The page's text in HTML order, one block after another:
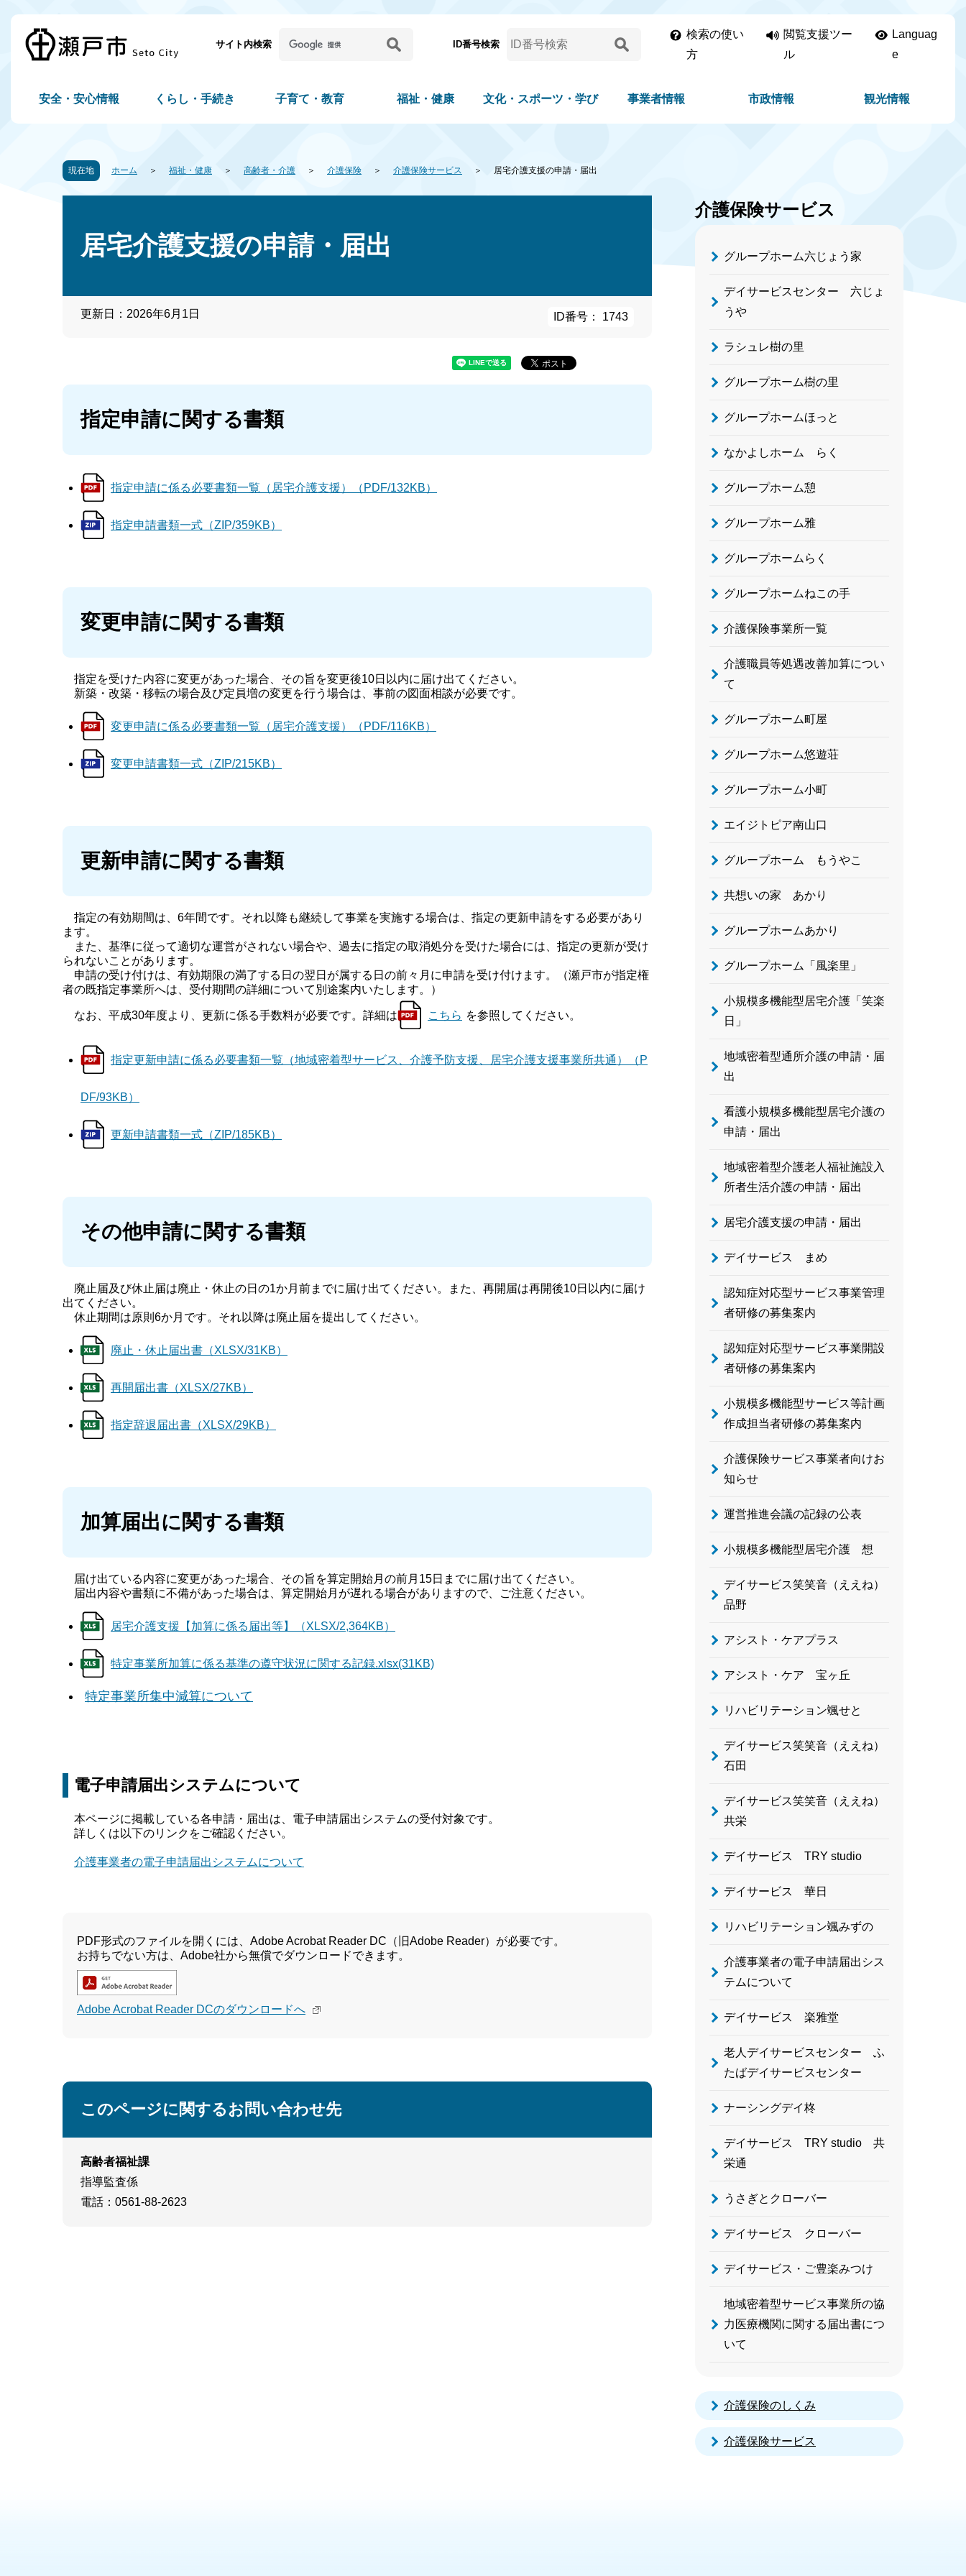
サイト内検索 ID番号検索
検索の使い
方
閲覧支援ツー
ル
Languag
e
安全・安心情報 くらし・手続き 子育て・教育 福祉・健康 文化・スポーツ・学び 事業者情報 市政情報 観光情報
現在地 ホーム 福祉・健康 高齢者・介護 介護保険 介護保険サービス 居宅介護支援の申請・届出
居宅介護支援の申請・届出
更新日：2026年6月1日 ID番号： 1743
指定申請に関する書類
指定申請に係る必要書類一覧（居宅介護支援）（PDF/132KB）
指定申請書類一式（ZIP/359KB）
変更申請に関する書類
指定を受けた内容に変更があった場合、その旨を変更後10日以内に届け出てください。
新築・改築・移転の場合及び定員増の変更を行う場合は、事前の図面相談が必要です。
変更申請に係る必要書類一覧（居宅介護支援）（PDF/116KB）
変更申請書類一式（ZIP/215KB）
更新申請に関する書類
指定の有効期間は、6年間です。それ以降も継続して事業を実施する場合は、指定の更新申請をする必要があり
ます。
また、基準に従って適切な運営がされない場合や、過去に指定の取消処分を受けた場合には、指定の更新が受け
られないことがあります。
申請の受け付けは、有効期限の満了する日の翌日が属する日の前々月に申請を受け付けます。（瀬戸市が指定権
者の既指定事業所へは、受付期間の詳細について別途案内いたします。）
なお、平成30年度より、更新に係る手数料が必要です。詳細は こちら を参照してください。
指定更新申請に係る必要書類一覧（地域密着型サービス、介護予防支援、居宅介護支援事業所共通）（P
DF/93KB）
更新申請書類一式（ZIP/185KB）
その他申請に関する書類
廃止届及び休止届は廃止・休止の日の1か月前までに届け出てください。また、再開届は再開後10日以内に届け
出てください。
休止期間は原則6か月です。それ以降は廃止届を提出してください。
廃止・休止届出書（XLSX/31KB）
再開届出書（XLSX/27KB）
指定辞退届出書（XLSX/29KB）
加算届出に関する書類
届け出ている内容に変更があった場合、その旨を算定開始月の前月15日までに届け出てください。
届出内容や書類に不備があった場合は、算定開始月が遅れる場合がありますので、ご注意ください。
居宅介護支援【加算に係る届出等】（XLSX/2,364KB）
特定事業所加算に係る基準の遵守状況に関する記録.xlsx(31KB)
特定事業所集中減算について
電子申請届出システムについて
本ページに掲載している各申請・届出は、電子申請届出システムの受付対象です。
詳しくは以下のリンクをご確認ください。
介護事業者の電子申請届出システムについて
PDF形式のファイルを開くには、Adobe Acrobat Reader DC（旧Adobe Reader）が必要です。
お持ちでない方は、Adobe社から無償でダウンロードできます。
Adobe Acrobat Reader DCのダウンロードへ
このページに関するお問い合わせ先
高齢者福祉課
指導監査係
電話 ：0561-88-2623
介護保険サービス
グループホーム六じょう家
デイサービスセンター 六じょ
うや
ラシュレ樹の里
グループホーム樹の里
グループホームほっと
なかよしホーム らく
グループホーム憩
グループホーム雅
グループホームらく
グループホームねこの手
介護保険事業所一覧
介護職員等処遇改善加算につい
て
グループホーム町屋
グループホーム悠遊荘
グループホーム小町
エイジトピア南山口
グループホーム もうやこ
共想いの家 あかり
グループホームあかり
グループホーム「風楽里」
小規模多機能型居宅介護「笑楽
日」
地域密着型通所介護の申請・届
出
看護小規模多機能型居宅介護の
申請・届出
地域密着型介護老人福祉施設入
所者生活介護の申請・届出
居宅介護支援の申請・届出
デイサービス まめ
認知症対応型サービス事業管理
者研修の募集案内
認知症対応型サービス事業開設
者研修の募集案内
小規模多機能型サービス等計画
作成担当者研修の募集案内
介護保険サービス事業者向けお
知らせ
運営推進会議の記録の公表
小規模多機能型居宅介護 想
デイサービス笑笑音（ええね）
品野
アシスト・ケアプラス
アシスト・ケア 宝ヶ丘
リハビリテーション颯せと
デイサービス笑笑音（ええね）
石田
デイサービス笑笑音（ええね）
共栄
デイサービス TRY studio
デイサービス 華日
リハビリテーション颯みずの
介護事業者の電子申請届出シス
テムについて
デイサービス 楽雅堂
老人デイサービスセンター ふ
たばデイサービスセンター
ナーシングデイ柊
デイサービス TRY studio 共
栄通
うさぎとクローバー
デイサービス クローバー
デイサービス・ご豊楽みつけ
地域密着型サービス事業所の協
力医療機関に関する届出書につ
いて
介護保険のしくみ
介護保険サービス